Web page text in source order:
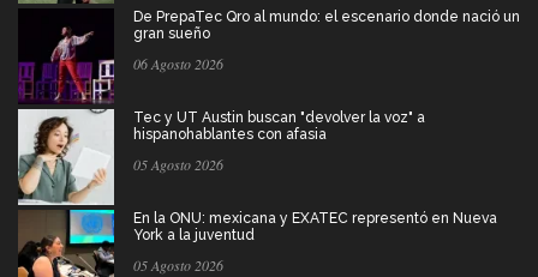
De PrepaTec Qro al mundo: el escenario donde nació un
gran sueño
06 Agosto 2026
Tec y UT Austin buscan "devolver la voz" a
hispanohablantes con afasia
05 Agosto 2026
En la ONU: mexicana y EXATEC representó en Nueva
York a la juventud
05 Agosto 2026